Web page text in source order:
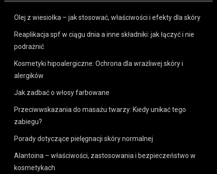
Olej z wiesiołka – jak stosować, właściwości i efekty dla skóry
Reaplikacja spf w ciągu dnia a inne składniki: jak łączyć i nie
podrażnić
Kosmetyki hipoalergiczne: Ochrona dla wrażliwej skóry i
alergików
Jak zadbać o włosy farbowane
Przeciwwskazania do masażu twarzy: Kiedy unikać tego
zabiegu?
Porady dotyczące pielęgnacji skóry normalnej
Alantoina – właściwości, zastosowania i bezpieczeństwo w
kosmetykach